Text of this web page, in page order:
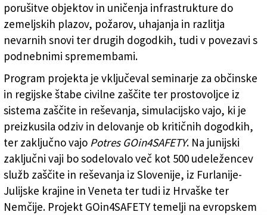
porušitve objektov in uničenja infrastrukture do
zemeljskih plazov, požarov, uhajanja in razlitja
nevarnih snovi ter drugih dogodkih, tudi v povezavi s
podnebnimi spremembami.
Program projekta je vključeval seminarje za občinske
in regijske štabe civilne zaščite ter prostovoljce iz
sistema zaščite in reševanja, simulacijsko vajo, ki je
preizkusila odziv in delovanje ob kritičnih dogodkih,
ter zaključno vajo Potres GOin4SAFETY. Na junijski
zaključni vaji bo sodelovalo več kot 500 udeležencev
služb zaščite in reševanja iz Slovenije, iz Furlanije-
Julijske krajine in Veneta ter tudi iz Hrvaške ter
Nemčije. Projekt GOin4SAFETY temelji na evropskem